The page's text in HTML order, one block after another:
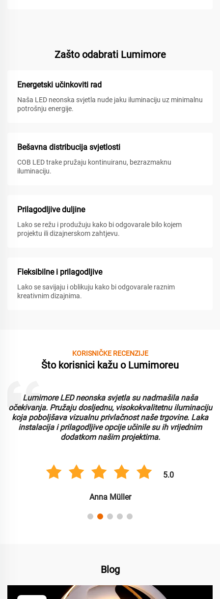
Zašto odabrati Lumimore
Energetski učinkoviti rad
Naša LED neonska svjetla nude jaku iluminaciju uz minimalnu
potrošnju energije.
Bešavna distribucija svjetlosti
COB LED trake pružaju kontinuiranu, bezrazmaknu
iluminaciju.
Prilagodljive duljine
Lako se režu i produžuju kako bi odgovarale bilo kojem
projektu ili dizajnerskom zahtjevu.
Fleksibilne i prilagodljive
Lako se savijaju i oblikuju kako bi odgovarale raznim
kreativnim dizajnima.
KORISNIČKE RECENZIJE
Što korisnici kažu o Lumimoreu
Rad s Lumimoreom bio je sjajno iskustvo. Njihova LED
neonska svjetla su izdržljiva i nude izvrsnu svjetlinu.
Cijenimo prilagodljivost i jednostavnost korištenja, što je
pojednostavilo naš proces instalacije za više komercijalnih
primjena.
5.0
Carlos González
Blog